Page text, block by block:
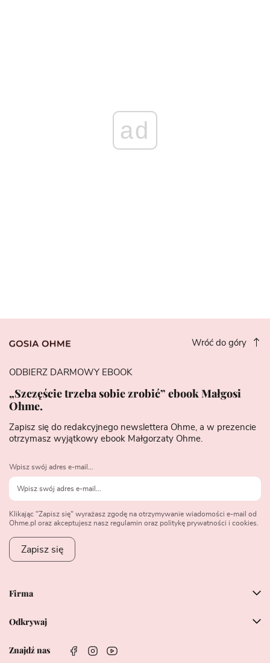
ad
Wróć do góry
Firma
Odkrywaj
Znajdź nas
ODBIERZ DARMOWY EBOOK
„Szczęście trzeba sobie zrobić” ebook Małgosi
Ohme.
Zapisz się do redakcyjnego newslettera Ohme, a w prezencie
otrzymasz wyjątkowy ebook Małgorzaty Ohme.
Wpisz swój adres e-mail...
Klikając "Zapisz się" wyrażasz zgodę na otrzymywanie wiadomości e-mail od
Ohme.pl oraz akceptujesz nasz regulamin oraz politykę prywatności i cookies.
Zapisz się